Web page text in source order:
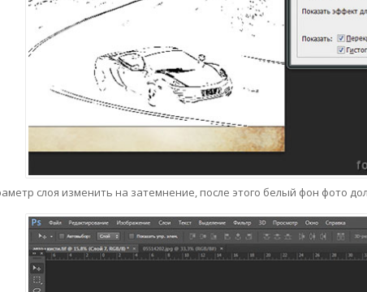
слоя изменить на затемнение, после этого белый фон фото